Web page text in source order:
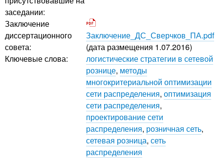
заседании:
Заключение
диссертационного
совета:
Заключение_ДС_Сверчков_ПА.pdf
(дата размещения 1.07.2016)
Ключевые слова:
логистические стратегии в сетевой
рознице, методы
многокритериальной оптимизации
сети распределения, оптимизация
сети распределения,
проектирование сети
распределения, розничная сеть,
сетевая розница, сеть
распределения